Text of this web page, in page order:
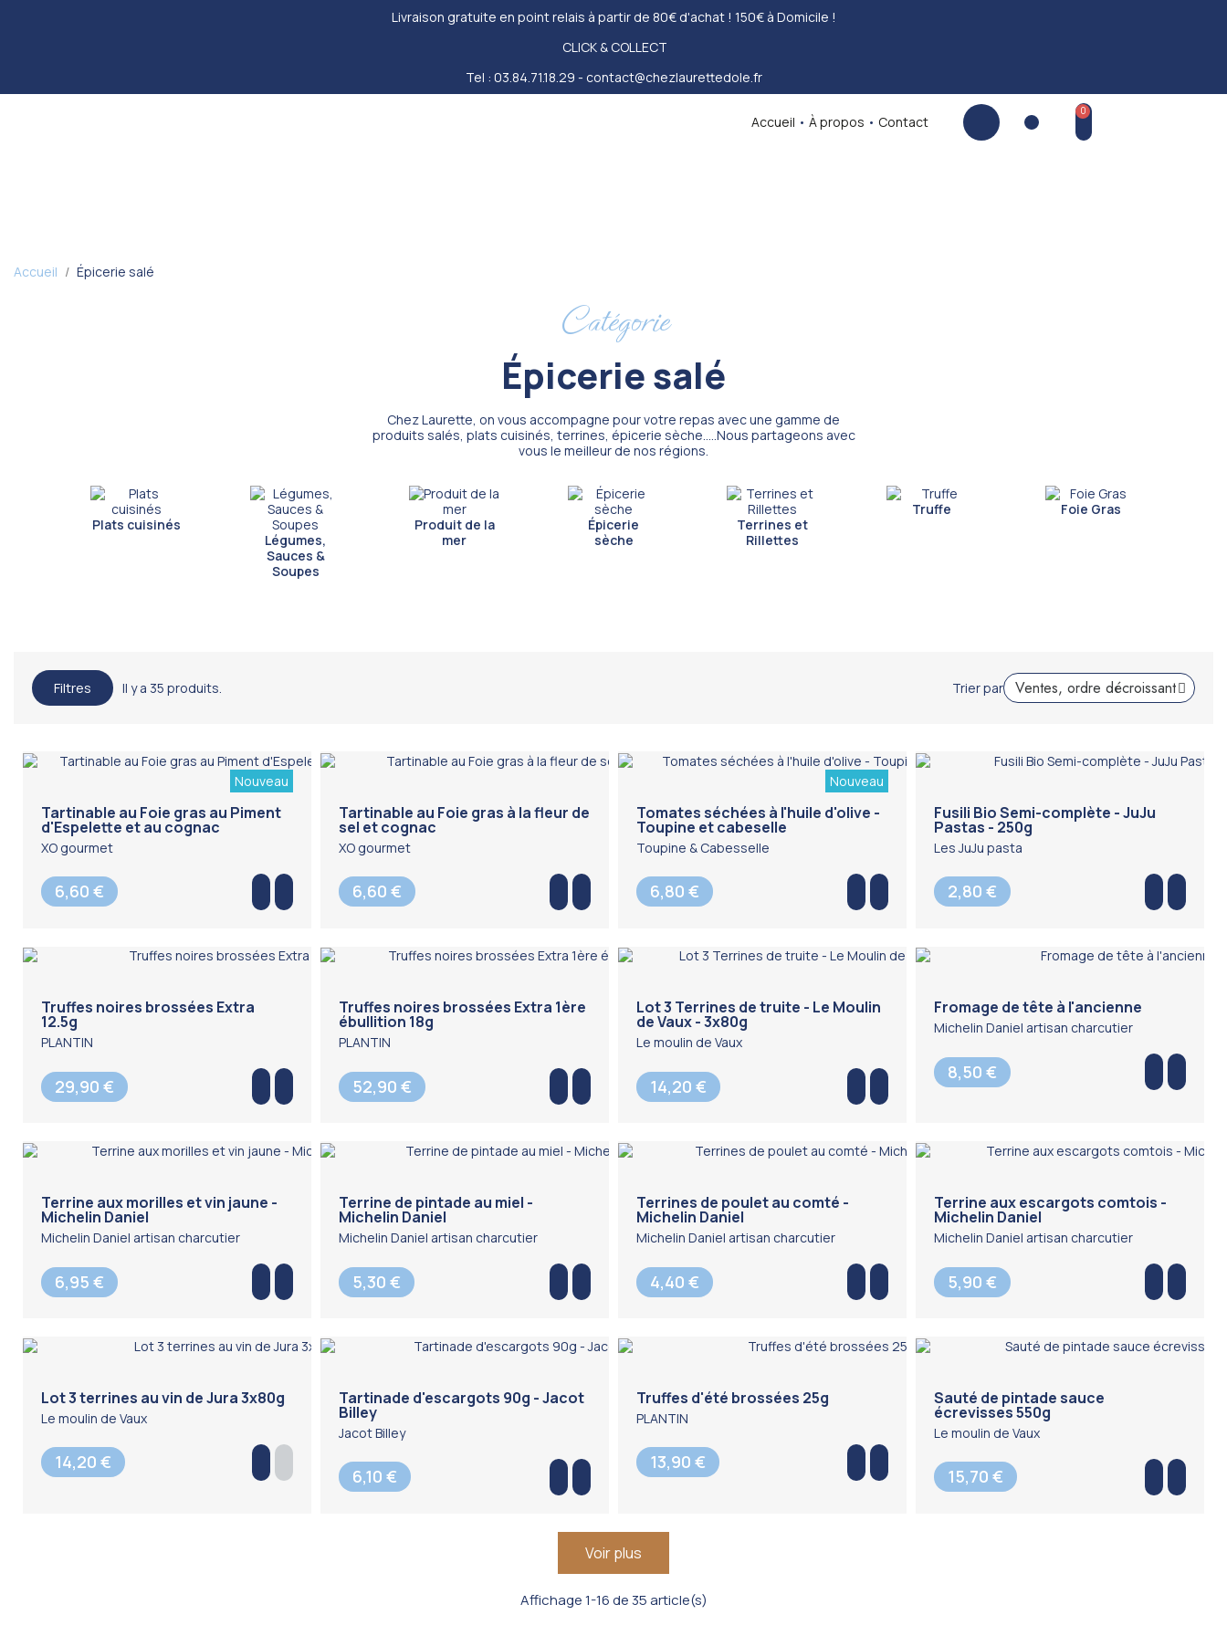
Livraison gratuite en point relais à partir de 80€ d'achat ! 150€ à Domicile !
CLICK & COLLECT
Tel : 03.84.71.18.29 - contact@chezlaurettedole.fr
Accueil •À propos • Contact
Accueil Épicerie salé
Catégorie
Épicerie salé
Chez Laurette, on vous accompagne pour votre repas avec une gamme de
produits salés, plats cuisinés, terrines, épicerie sèche.....Nous partageons avec
vous le meilleur de nos régions.
Plats cuisinés
Légumes,
Sauces &
Soupes
Produit de la
mer
Épicerie
sèche
Terrines et
Rillettes
Truffe Foie Gras
Filtres Il y a 35 produits. Trier par
Nouveau
Tartinable au Foie gras au Piment
d'Espelette et au cognac
XO gourmet
6,60 €
Tartinable au Foie gras à la fleur de
sel et cognac
XO gourmet
6,60 €
Nouveau
Tomates séchées à l'huile d'olive -
Toupine et cabeselle
Toupine & Cabesselle
6,80 €
Fusili Bio Semi-complète - JuJu
Pastas - 250g
Les JuJu pasta
2,80 €
Truffes noires brossées Extra
12.5g
PLANTIN
29,90 €
Truffes noires brossées Extra 1ère
ébullition 18g
PLANTIN
52,90 €
Lot 3 Terrines de truite - Le Moulin
de Vaux - 3x80g
Le moulin de Vaux
14,20 €
Fromage de tête à l'ancienne
Michelin Daniel artisan charcutier
8,50 €
Terrine aux morilles et vin jaune -
Michelin Daniel
Michelin Daniel artisan charcutier
6,95 €
Terrine de pintade au miel -
Michelin Daniel
Michelin Daniel artisan charcutier
5,30 €
Terrines de poulet au comté -
Michelin Daniel
Michelin Daniel artisan charcutier
4,40 €
Terrine aux escargots comtois -
Michelin Daniel
Michelin Daniel artisan charcutier
5,90 €
Lot 3 terrines au vin de Jura 3x80g
Le moulin de Vaux
14,20 €
Tartinade d'escargots 90g - Jacot
Billey
Jacot Billey
6,10 €
Truffes d'été brossées 25g
PLANTIN
13,90 €
Sauté de pintade sauce
écrevisses 550g
Le moulin de Vaux
15,70 €
Voir plus
Affichage 1-16 de 35 article(s)